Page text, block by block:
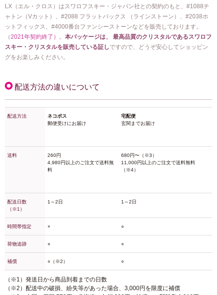
LX（エル・クロス）はスワロフスキー・ジャパン社との契約のもと、#1088チ
ャトン（Vカット）、#2088 フラットバックス （ラインストーン）、#2038ホ
ットフィックス、#4000番台ファンシーストーンなどを販売しております。
（2021年契約終了） 。 本パッケージは、 最高品質のクリスタルであるスワロフ
スキー・クリスタルを販売している証しですので、どうぞ安心してショッピン
グをお楽しみください。
配送方法の違いについて
配送方法
送料
配送日数
（※1）
時間帯指定
荷物追跡
補償
ネコポス
郵便受けにお届け
260円
4,980円以上のご注文で送料無
料
1～2日
×
○
○（※2）
宅配便
玄関までお届け
680円〜（※3）
11,000円以上のご注文で送料無料
（※4）
1～2日
○
○
○
（※1）発送日から商品到着までの日数
（※2）配送中の破損、紛失等があった場合、3,000円を限度に補償